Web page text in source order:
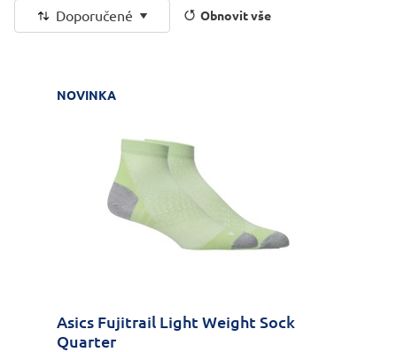
Doporučené Obnovit vše
NOVINKA
Asics Fujitrail Light Weight Sock
Quarter